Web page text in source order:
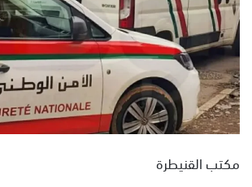
ي
د
ا
إ
ل
ك
ت
مكتب القنيطرة